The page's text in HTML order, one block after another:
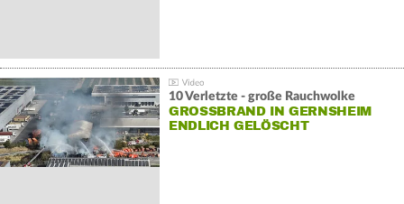
10 Verletzte - große Rauchwolke
GROSSBRAND IN GERNSHEIM E
NDLICH GELÖSCHT